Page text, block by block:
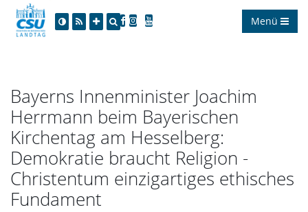
Menü
Bayerns Innenminister Joachim
Herrmann beim Bayerischen
Kirchentag am Hesselberg:
Demokratie braucht Religion -
Christentum einzigartiges ethisches
Fundament